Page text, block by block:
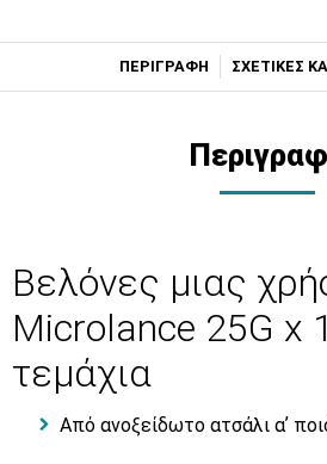
ΠΕΡΙΓΡΑΦΗ ΣΧΕΤΙΚΕΣ
Βελόνες μιας
Microlance 25G x
τεμάχια
Από ανοξείδωτο ατσάλι αʼ